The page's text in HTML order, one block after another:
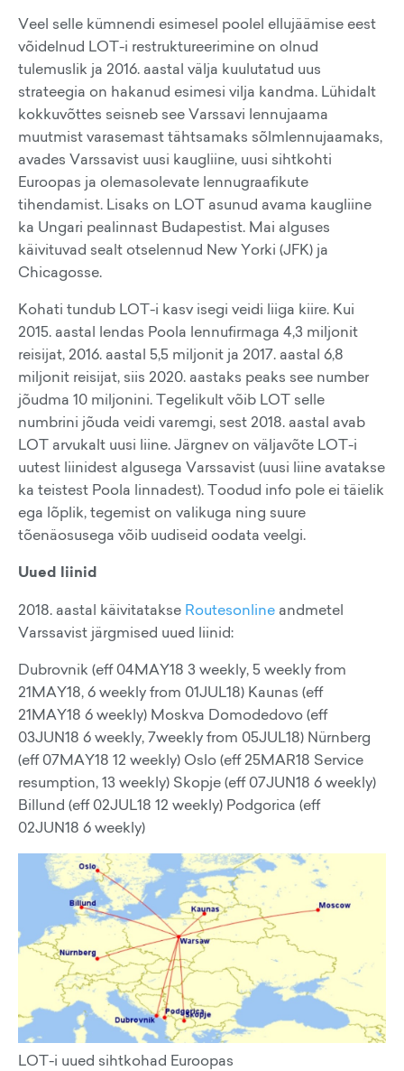
Veel selle kümnendi esimesel poolel ellujäämise eest
võidelnud LOT-i restruktureerimine on olnud
tulemuslik ja 2016. aastal välja kuulutatud uus
strateegia on hakanud esimesi vilja kandma. Lühidalt
kokkuvõttes seisneb see Varssavi lennujaama
muutmist varasemast tähtsamaks sõlmlennujaamaks,
avades Varssavist uusi kaugliine, uusi sihtkohti
Euroopas ja olemasolevate lennugraafikute
tihendamist. Lisaks on LOT asunud avama kaugliine
ka Ungari pealinnast Budapestist. Mai alguses
käivituvad sealt otselennud New Yorki (JFK) ja
Chicagosse.
Kohati tundub LOT-i kasv isegi veidi liiga kiire. Kui
2015. aastal lendas Poola lennufirmaga 4,3 miljonit
reisijat, 2016. aastal 5,5 miljonit ja 2017. aastal 6,8
miljonit reisijat, siis 2020. aastaks peaks see number
jõudma 10 miljonini. Tegelikult võib LOT selle
numbrini jõuda veidi varemgi, sest 2018. aastal avab
LOT arvukalt uusi liine. Järgnev on väljavõte LOT-i
uutest liinidest algusega Varssavist (uusi liine avatakse
ka teistest Poola linnadest). Toodud info pole ei täielik
ega lõplik, tegemist on valikuga ning suure
tõenäosusega võib uudiseid oodata veelgi.
Uued liinid
2018. aastal käivitatakse Routesonline andmetel
Varssavist järgmised uued liinid:
Dubrovnik (eff 04MAY18 3 weekly, 5 weekly from
21MAY18, 6 weekly from 01JUL18) Kaunas (eff
21MAY18 6 weekly) Moskva Domodedovo (eff
03JUN18 6 weekly, 7weekly from 05JUL18) Nürnberg
(eff 07MAY18 12 weekly) Oslo (eff 25MAR18 Service
resumption, 13 weekly) Skopje (eff 07JUN18 6 weekly)
Billund (eff 02JUL18 12 weekly) Podgorica (eff
02JUN18 6 weekly)
LOT-i uued sihtkohad Euroopas